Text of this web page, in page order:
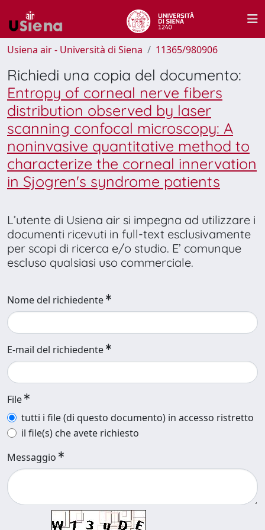
Usiena air - Università di Siena 11365/980906
Richiedi una copia del documento:
Entropy of corneal nerve fibers
distribution observed by laser
scanning confocal microscopy: A
noninvasive quantitative method to
characterize the corneal innervation
in Sjogren's syndrome patients
L’utente di Usiena air si impegna ad utilizzare i
documenti ricevuti in full-text esclusivamente
per scopi di ricerca e/o studio. E’ comunque
escluso qualsiasi uso commerciale.
Nome del richiedente
E-mail del richiedente
File
tutti i file (di questo documento) in accesso ristretto
il file(s) che avete richiesto
Messaggio